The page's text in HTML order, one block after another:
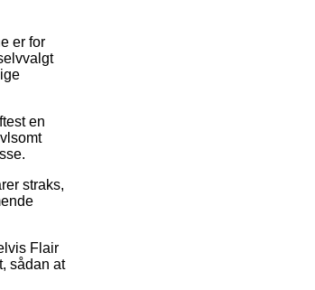
er for
en
straks,
Flair
sådan at